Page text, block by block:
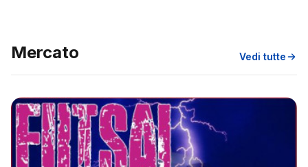
Mercato Vedi tutte